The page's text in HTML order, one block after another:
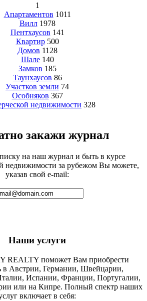
1
Апартаментов 1011
Вилл 1978
Пентхаусов 141
Квартир 500
Домов 1128
Шале 140
Замков 185
Таунхаусов 86
Участков земли 74
Особняков 367
недвижимости 328
закажи журнал
на наш журнал и быть в курсе
недвижимости за рубежом Вы можете,
указав свой e-mail:
Наши услуги
REALTY поможет Вам приобрести
в Австрии, Германии, Швейцарии,
Испании, Франции, Португалии,
или на Кипре. Полный спектр наших
включает в себя: